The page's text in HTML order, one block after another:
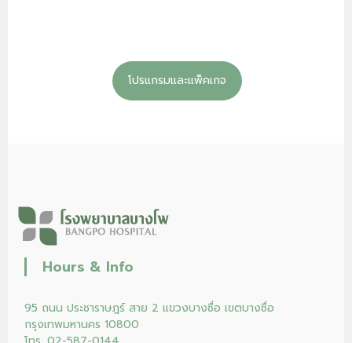
โปรแกรมและแพ็คเกจ
Hours & Info
95 ถนน ประชาราษฎร์ สาย 2 แขวงบางซื่อ เขตบางซื่อ
กรุงเทพมหานคร 10800